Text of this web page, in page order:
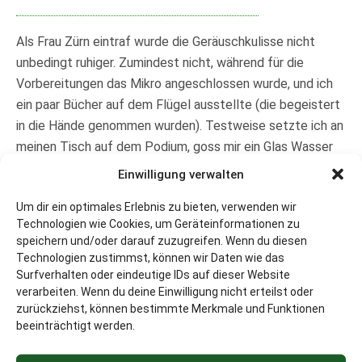
Einwilligung verwalten
Um dir ein optimales Erlebnis zu bieten, verwenden wir
Technologien wie Cookies, um Geräteinformationen zu
speichern und/oder darauf zuzugreifen. Wenn du diesen
Technologien zustimmst, können wir Daten wie das
Surfverhalten oder eindeutige IDs auf dieser Website
verarbeiten. Wenn du deine Einwilligung nicht erteilst oder
zurückziehst, können bestimmte Merkmale und Funktionen
beeinträchtigt werden.
Als Frau Zürn eintraf wurde die Geräuschkulisse nicht
unbedingt ruhiger. Zumindest nicht, während für die
Vorbereitungen das Mikro angeschlossen wurde, und ich
ein paar Bücher auf dem Flügel ausstellte (die begeistert
in die Hände genommen wurden). Testweise setzte ich an
meinen Tisch auf dem Podium, goss mir ein Glas Wasser
ein, legte mein „Vorlesebuch“ parat, und schaute hinunter
Mikro. Kinder. Was war schlimmer?
Da war sie nun die Nervosität. Sie grinste mich an, aber ich
grinste zurück. Ich wusste nämlich ganz genau, wie das
Buch begann (Nicht nur, weil ich es geschrieben habe). „An
seinem zwölften Geburtstag betrat Timmy zum ersten
Mal Onnipolis. Die Hafenstadt …“ sage ich nur!
Üben
lohnt sich doch! Wie bei einem Pflaster zog ich die
Nervosität ab; ohne dabei große Schmerzen zu erleiden.